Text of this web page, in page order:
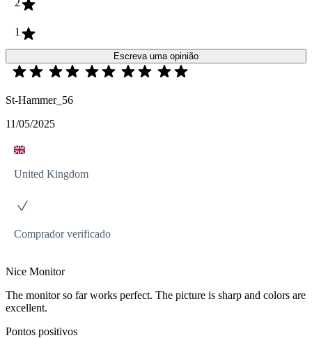
2
1
Escreva uma opinião
St-Hammer_56
11/05/2025
United Kingdom
Comprador verificado
Nice Monitor
The monitor so far works perfect. The picture is sharp and colors are
excellent.
Pontos positivos